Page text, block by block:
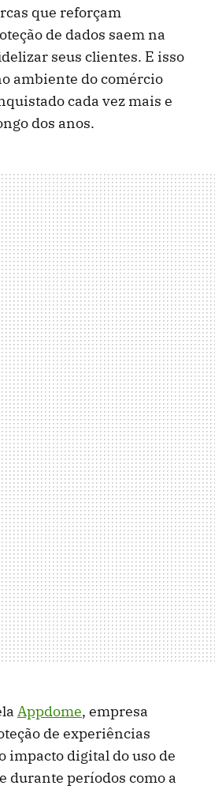
que reforçam
de dados saem na
seus clientes. E isso
ambiente do comércio
cada vez mais e
dos anos.
Appdome, empresa
de experiências
impacto digital do uso de
durante períodos como a